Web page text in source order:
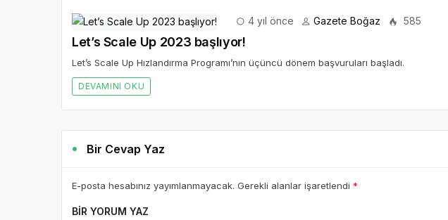
4 yıl önce Gazete Boğaz 585
Let’s Scale Up 2023 başlıyor!
Let’s Scale Up Hızlandırma Programı’nın üçüncü dönem başvuruları başladı.
DEVAMINI OKU
Bir Cevap Yaz
E-posta hesabınız yayımlanmayacak. Gerekli alanlar işaretlendi *
BIR YORUM YAZ